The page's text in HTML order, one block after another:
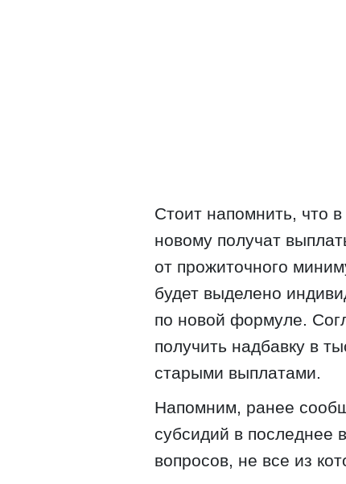
Стоит напомнить, что
новому получат
от прожиточного
будет выделено
по новой формуле.
получить надбавку в
старыми выплатами.
Напомним, ранее
субсидий в последнее
вопросов, не все из